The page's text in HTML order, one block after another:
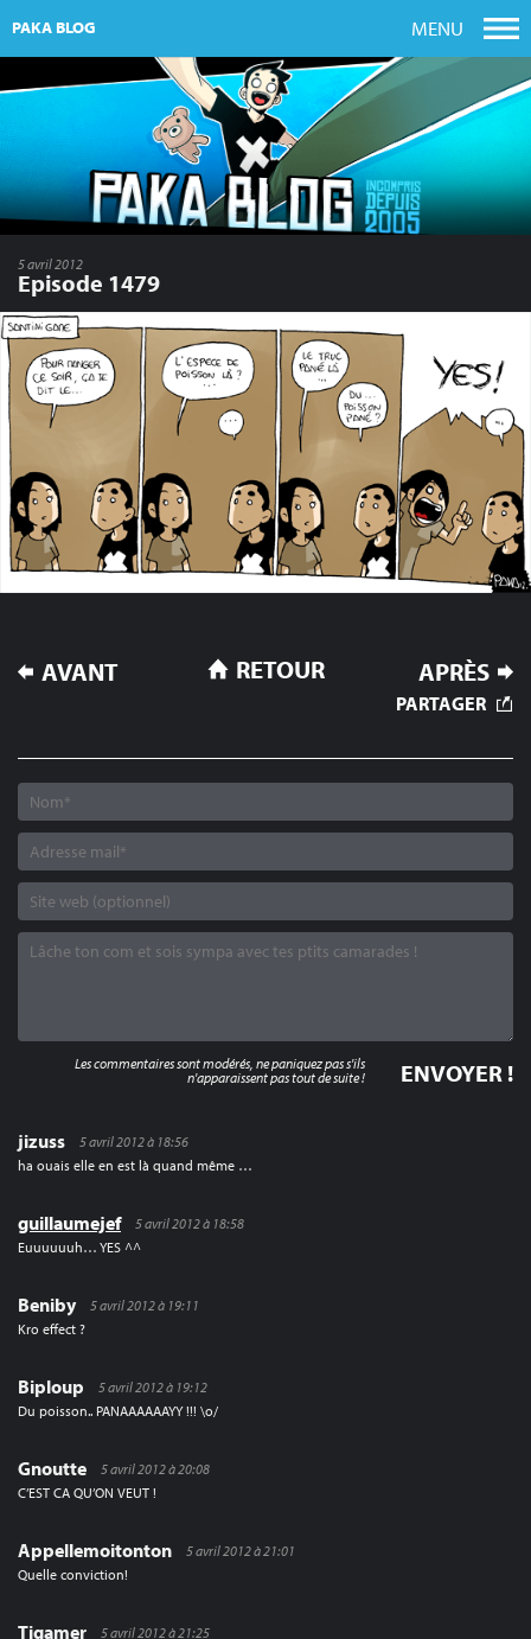
PAKA BLOG MENU
5 avril 2012
Episode 1479
NAVIGATION
DE
AVANT APRÈS
RETOUR
PARTAGER
jizuss
5 avril 2012 à 18:56
ha ouais elle en est là quand même …
guillaumejef
5 avril 2012 à 18:58
Euuuuuuh… YES ^^
Beniby
5 avril 2012 à 19:11
Kro effect ?
Biploup
5 avril 2012 à 19:12
Du poisson.. PANAAAAAAYY !!! \o/
Gnoutte
5 avril 2012 à 20:08
C’EST CA QU’ON VEUT !
Appellemoitonton
5 avril 2012 à 21:01
Quelle conviction!
Tigamer
5 avril 2012 à 21:25
Les commentaires sont modérés, ne paniquez pas s'ils
n'apparaissent pas tout de suite !